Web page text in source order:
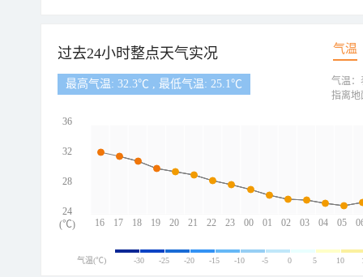
过去24小时整点天气实况 气温
最高气温: 32.3℃ , 最低气温: 25.1℃
16 17 18 19 20 21 22 23 00 01 02 03 04 05
36
32
28
24
(℃)
气温：
指离地
气温(℃) -30 -25 -20 -15 -10 -5 0 5 10